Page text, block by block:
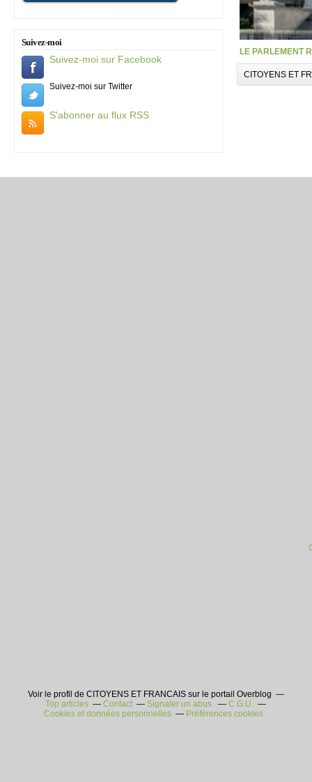
Suivez-moi
Suivez-moi sur Facebook
Suivez-moi sur Twitter
S'abonner au flux RSS
LE PARLEMENT
CITOYENS ET
Voir le profil de CITOYENS ET FRANCAIS sur le portail Overblog
Top articles
Contact Signaler un abus
C.G.U.
Cookies et données personnelles
Préférences cookies